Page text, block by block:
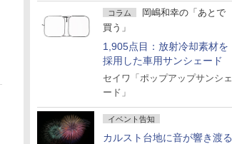
コラム
岡嶋和幸の「あとで
買う」
1,905点目：放射冷却素材を
採用した車用サンシェード
セイワ「ポップアップサンシェ
ード」
イベント告知
カルスト台地に音が響き渡る